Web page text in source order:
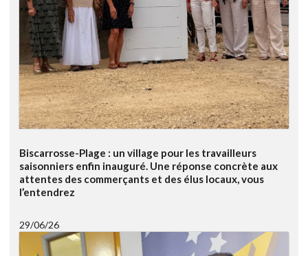
Biscarrosse-Plage : un village pour les travailleurs
saisonniers enfin inauguré. Une réponse concrète aux
attentes des commerçants et des élus locaux, vous
l’entendrez
29/06/26